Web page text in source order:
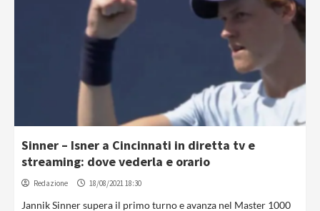
Sinner – Isner a Cincinnati in diretta tv e
streaming: dove vederla e orario
Redazione 18/08/2021 18:30
Jannik Sinner supera il primo turno e avanza nel Master 1000